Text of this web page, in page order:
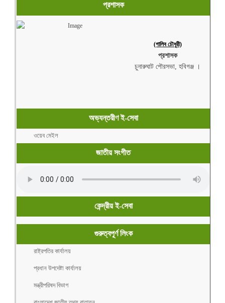
প্রশাসক
(গালিব চৌধুরী)
প্রশাসক
চুনারুঘাট পৌরসভা, হবিগঞ্জ ।
অভ্যন্তরীণ ই-সেবা
ওয়েব মেইল
জাতীয় সংগীত
কেন্দ্রীয় ই-সেবা
গুরুত্বপূর্ণ লিংক
রাষ্ট্রপতির কার্যালয়
প্রধান উপদেষ্টা কার্যালয়
মন্ত্রীপরিষদ বিভাগ